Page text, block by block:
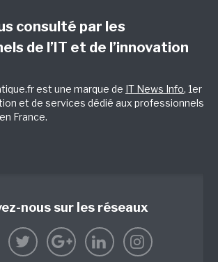
consulté par les
de l’IT et de l’innovation
est une marque de IT News Info, 1er
et de services dédié aux professionnels
France.
nous sur les réseaux